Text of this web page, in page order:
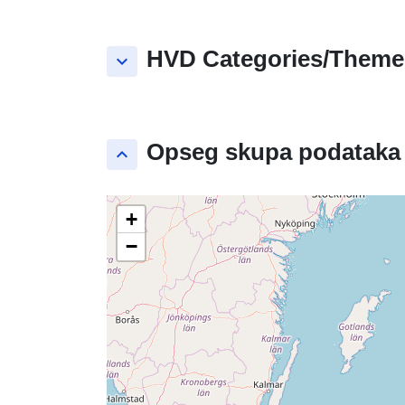
keyboard_arrow_down HVD Categories/
keyboard_arrow_up Opseg skupa podataka
+
−